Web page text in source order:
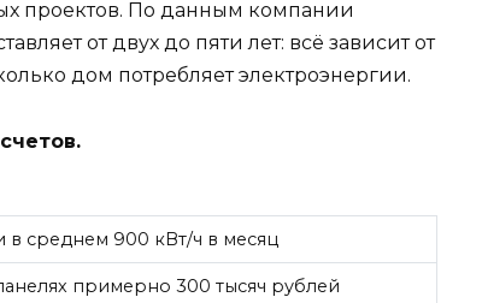
проектов. По данным компании
от двух до пяти лет: всё зависит от
дом потребляет электроэнергии.
в среднем 900 кВт/ч в месяц
примерно 300 тысяч рублей